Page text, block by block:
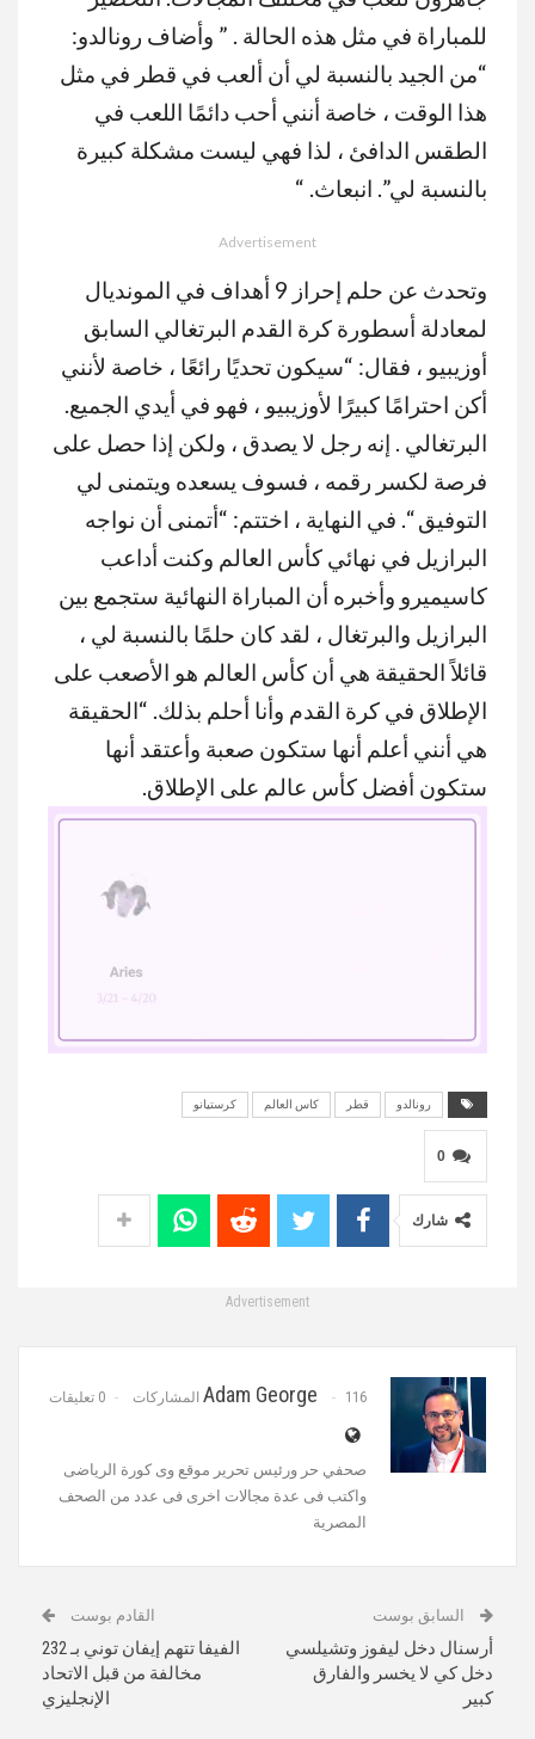
للمباراة في مثل هذه الحالة . ” وأضاف رونالدو:
“من الجيد بالنسبة لي أن ألعب في قطر في مثل
هذا الوقت ، خاصة أنني أحب دائمًا اللعب في
الطقس الدافئ ، لذا فهي ليست مشكلة كبيرة
بالنسبة لي”. انبعاث. “
Advertisement
وتحدث عن حلم إحراز 9 أهداف في المونديال
لمعادلة أسطورة كرة القدم البرتغالي السابق
أوزيبيو ، فقال: “سيكون تحديًا رائعًا ، خاصة لأنني
أكن احترامًا كبيرًا لأوزيبيو ، فهو في أيدي الجميع.
البرتغالي . إنه رجل لا يصدق ، ولكن إذا حصل على
فرصة لكسر رقمه ، فسوف يسعده ويتمنى لي
التوفيق “. في النهاية ، اختتم: “أتمنى أن نواجه
البرازيل في نهائي كأس العالم وكنت أداعب
كاسيميرو وأخبره أن المباراة النهائية ستجمع بين
البرازيل والبرتغال ، لقد كان حلمًا بالنسبة لي ،
قائلاً الحقيقة هي أن كأس العالم هو الأصعب على
الإطلاق في كرة القدم وأنا أحلم بذلك. “الحقيقة
هي أنني أعلم أنها ستكون صعبة وأعتقد أنها
ستكون أفضل كأس عالم على الإطلاق.
MUTE
رونالدو قطر كاس العالم كرستيانو
0
شارك
Advertisement
Adam George 116 المشاركات 0 تعليقات
صحفي حر ورئيس تحرير موقع وى كورة الرياضى
واكتب فى عدة مجالات اخرى فى عدد من الصحف
المصرية
السابق بوست
أرسنال دخل ليفوز وتشيلسي
دخل كي لا يخسر والفارق
كبير
القادم بوست
الفيفا تتهم إيفان توني بـ 232
مخالفة من قبل الاتحاد
الإنجليزي